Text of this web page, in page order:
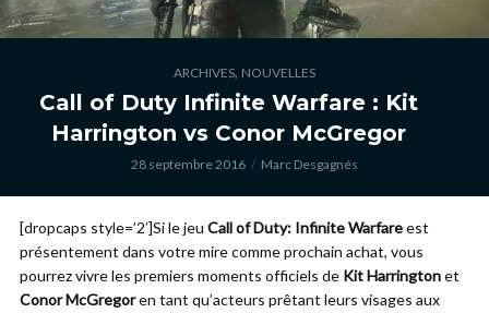
ARCHIVES, NOUVELLES
Call of Duty Infinite Warfare : Kit
Harrington vs Conor McGregor
28 septembre 2016 Marc Desgagnés
[dropcaps style=’2′]Si le jeu Call of Duty: Infinite Warfareest
présentement dans votre mire comme prochain achat, vous
pourrez vivre les premiers moments officiels de Kit Harringtonet
Conor McGregoren tant qu’acteurs prêtant leurs visages aux